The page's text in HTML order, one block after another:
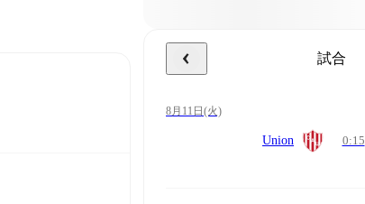
試合
8月11日(火)
Union 0:15